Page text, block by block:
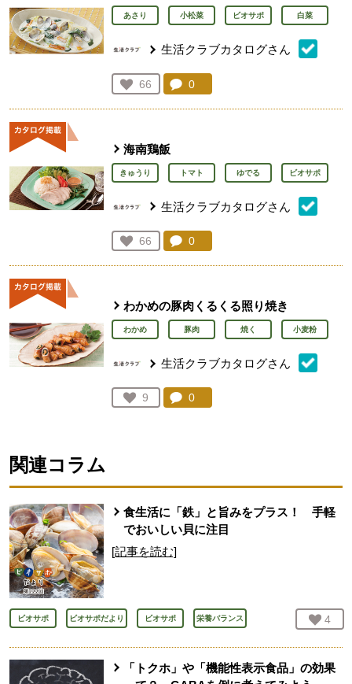
あさり 小松菜 ビオサポ 白菜
生活クラブカタログさん
お気に入り登録：
66
人が登録
コメント：
0
海南鶏飯
きゅうり トマト ゆでる ビオサポ
生活クラブカタログさん
お気に入り登録：
66
人が登録
コメント：
0
わかめの豚肉くるくる照り焼き
わかめ 豚肉 焼く 小麦粉
生活クラブカタログさん
お気に入り登録：
9
人が登録
コメント：
0
関連コラム
食生活に「鉄」と旨みをプラス！ 手軽
でおいしい貝に注目
[記事を読む]
ビオサポ ビオサポだより ビオサポ 栄養バランス お気
4
「トクホ」や「機能性表示食品」の効果